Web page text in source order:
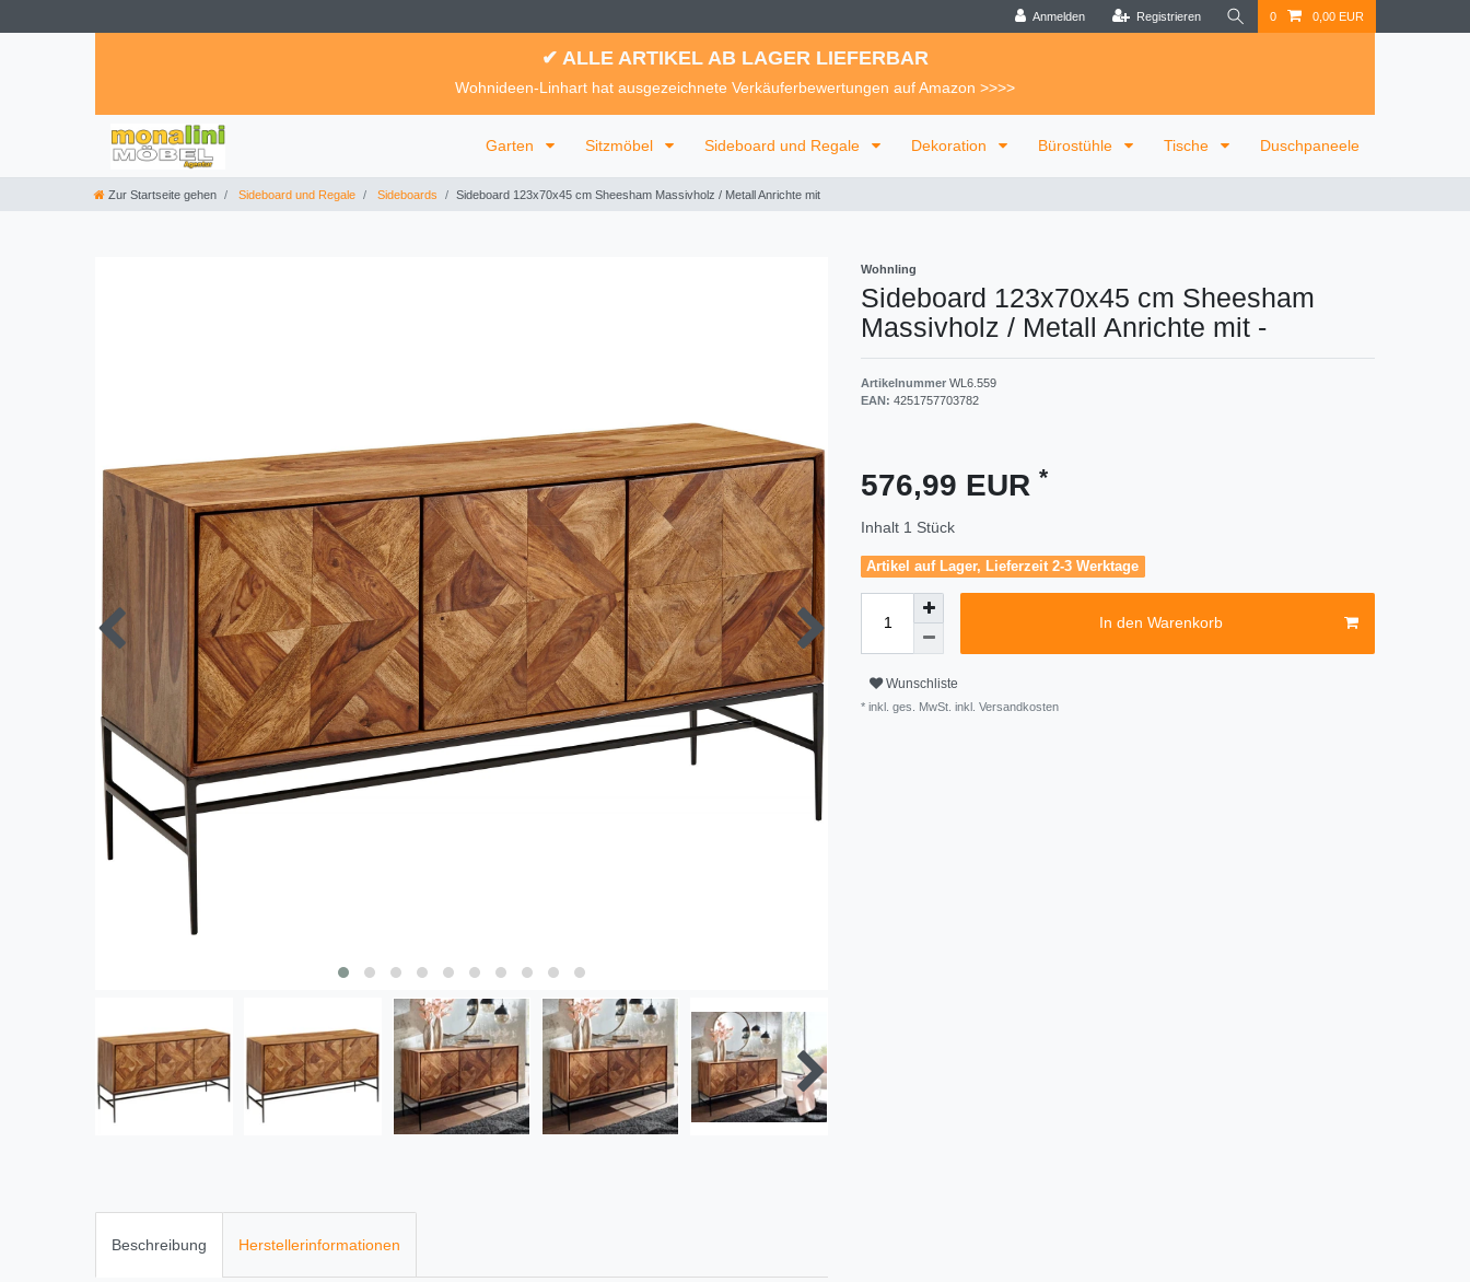
Anmelden Registrieren 0 0,00 EUR
✔ ALLE ARTIKEL AB LAGER LIEFERBAR
Wohnideen-Linhart hat ausgezeichnete Verkäuferbewertungen auf Amazon >>>>
Garten Sitzmöbel Sideboard und Regale Dekoration Bürostühle Tische Duschpaneele
Zur Startseite gehen Sideboard und Regale Sideboards Sideboard 123x70x45 cm Sheesham Massivholz / Metall Anrichte mit
Wohnling
Sideboard 123x70x45 cm Sheesham
Massivholz / Metall Anrichte mit -
Artikelnummer WL6.559
EAN: 4251757703782
576,99 EUR *
Inhalt 1 Stück
Artikel auf Lager, Lieferzeit 2-3 Werktage
In den Warenkorb
Wunschliste
* inkl. ges. MwSt. inkl. Versandkosten
Beschreibung Herstellerinformationen